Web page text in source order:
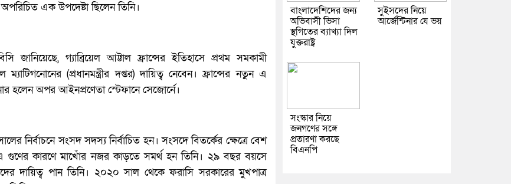
অপরিচিত এক উপদেষ্টা ছিলেন তিনি।
জানিয়েছে, গ্যাব্রিয়েল আট্টাল ফ্রান্সের ইতিহাসে প্রথম সমকামী
ম্যাটিগনোনের (প্রধানমন্ত্রীর দপ্তর) দায়িত্ব নেবেন। ফ্রান্সের নতুন এ
হলেন অপর আইনপ্রণেতা স্টেফানে সেজোর্নে।
নির্বাচনে সংসদ সদস্য নির্বাচিত হন। সংসদে বিতর্কের ক্ষেত্রে বেশ
কারণে মাখোঁর নজর কাড়তে সমর্থ হন তিনি। ২৯ বছর বয়সে
দায়িত্ব পান তিনি। ২০২০ সাল থেকে ফরাসি সরকারের মুখপাত্র
বাংলাদেশিদের জন্য
অভিবাসী ভিসা
স্থগিতের ব্যাখ্যা দিল
যুক্তরাষ্ট্র
সুইসদের নিয়ে
আর্জেন্টিনার যে ভয়
সংস্কার নিয়ে
জনগণের সঙ্গে
প্রতারণা করছে
বিএনপি